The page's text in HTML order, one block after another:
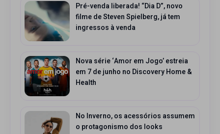
Pré-venda liberada! “Dia D”, novo
filme de Steven Spielberg, já tem
ingressos à venda
Nova série ‘Amor em Jogo’ estreia
em 7 de junho no Discovery Home &
Health
No Inverno, os acessórios assumem
o protagonismo dos looks